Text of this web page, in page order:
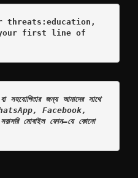
threats:education,
your first line of
সহযোগিতার জন্য আমাদের সাথে
WhatsApp, Facebook,
মোবাইল ফোন—যে কোনো